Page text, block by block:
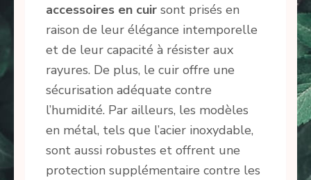
accessoires en cuir sont prisés en
raison de leur élégance intemporelle
et de leur capacité à résister aux
rayures. De plus, le cuir offre une
sécurisation adéquate contre
l’humidité. Par ailleurs, les modèles
en métal, tels que l’acier inoxydable,
sont aussi robustes et offrent une
protection supplémentaire contre les